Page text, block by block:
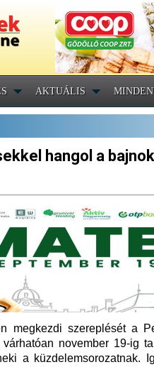
AKTUÁLIS
hangol a
megkezdi szereplését a
november 19-ig
a küzdelemsorozatnak.